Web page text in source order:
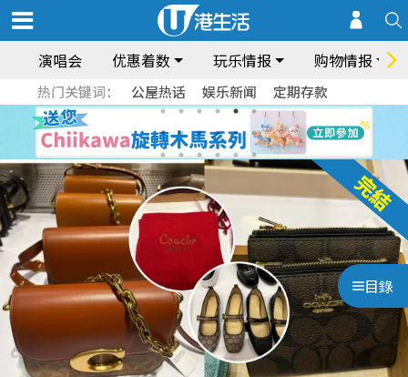
演唱会 优惠着数 玩乐情报 购物情报
热门关键词： 公屋热话 娱乐新闻 定期存款
目錄